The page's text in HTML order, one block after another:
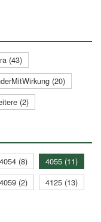
(43)
(20)
(2)
4054 (8)
4055 (11)
4059 (2) 4125 (13)